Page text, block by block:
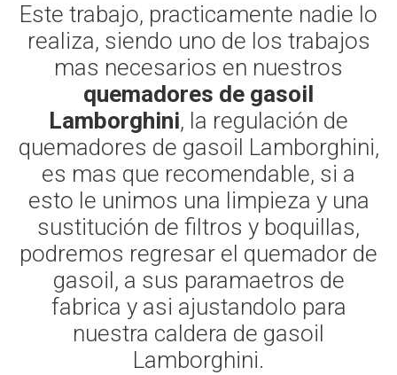
Este trabajo, practicamente nadie lo
realiza, siendo uno de los trabajos
mas necesarios en nuestros
quemadores de gasoil
Lamborghini, la regulación de
quemadores de gasoil Lamborghini,
es mas que recomendable, si a
esto le unimos una limpieza y una
sustitución de filtros y boquillas,
podremos regresar el quemador de
gasoil, a sus paramaetros de
fabrica y asi ajustandolo para
nuestra caldera de gasoil
Lamborghini.